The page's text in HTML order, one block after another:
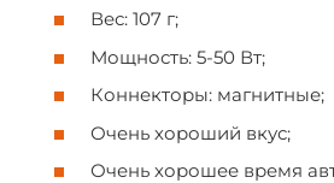
Вес: 107 г;
Мощность: 5-50 Вт;
Коннекторы: магнитные;
Очень хороший вкус;
Очень хорошее время